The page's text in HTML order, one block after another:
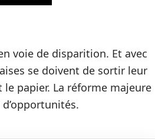
voie de disparition. Et avec
se doivent de sortir leur
papier. La réforme majeure